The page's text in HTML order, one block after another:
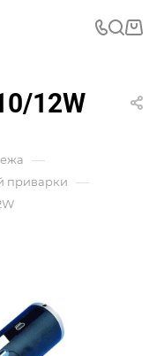
12W
—
приварки —